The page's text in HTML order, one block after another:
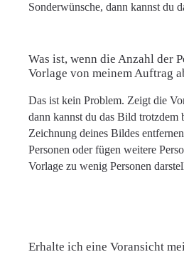
Sonderwünsche, dann kannst du
Was ist, wenn die Anzahl der
Vorlage von meinem Auftrag
Das ist kein Problem. Zeigt die
dann kannst du das Bild trotzdem
Zeichnung deines Bildes
Personen oder fügen weitere
Vorlage zu wenig Personen
Erhalte ich eine Voransicht